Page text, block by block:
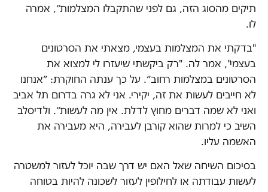
תיקים מהסוג הזה, גם לפני שהתקבלו המצלמות״, אמרה
לו.
"בדקתי את המצלמות בעצמי, מצאתי את הסרטונים
בעצמי", אמר לה. "רק ביקשתי שיעזרו לי למצוא את
הסרטונים במצלמות רחוב״. על כך ענתה החוקרת: ״אנחנו
לא חייבים לעשות את זה, יקירי. אני לא גרה בדרום תל אביב
ואני לא שמה דברים מחוץ לדלת. אין מה לעשות״. ולדיסלב
השיב כי למרות שהוא קורבן לעבירה, היא מעבירה את
האשמה עליו.
בסיכום השיחה שאל האם יש דרך שבה יוכל לעזור למשטרה
לעשות עבודתה או לחילופין לעזור לשכונה להיות בטוחה